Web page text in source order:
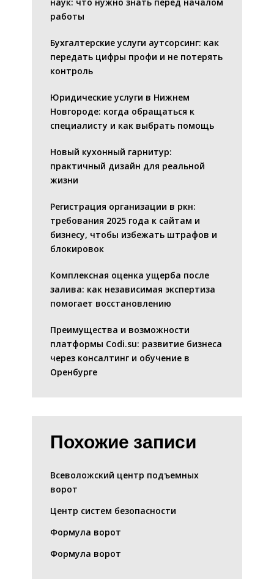
работы
Бухгалтерские услуги аутсорсинг: как
передать цифры профи и не потерять
контроль
Юридические услуги в Нижнем
Новгороде: когда обращаться к
специалисту и как выбрать помощь
Новый кухонный гарнитур:
практичный дизайн для реальной
жизни
Регистрация организации в ркн:
требования 2025 года к сайтам и
бизнесу, чтобы избежать штрафов и
блокировок
Комплексная оценка ущерба после
залива: как независимая экспертиза
помогает восстановлению
Преимущества и возможности
платформы Codi.su: развитие бизнеса
через консалтинг и обучение в
Оренбурге
Похожие записи
Всеволожский центр подъемных
ворот
Центр систем безопасности
Формула ворот
Формула ворот